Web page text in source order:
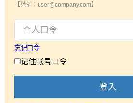
【范例：user@company.com】
忘记口令
记住帐号口令
登入